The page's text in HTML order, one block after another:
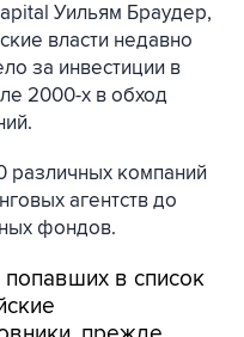
Уильям Браудер,
власти недавно
за инвестиции в
2000-х в обход
различных компаний
агентств до
фондов.
в список